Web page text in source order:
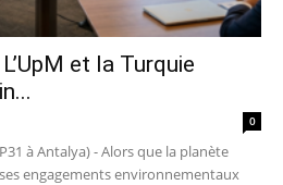
et la Turquie
0
à Antalya) - Alors que la planète
engagements environnementaux